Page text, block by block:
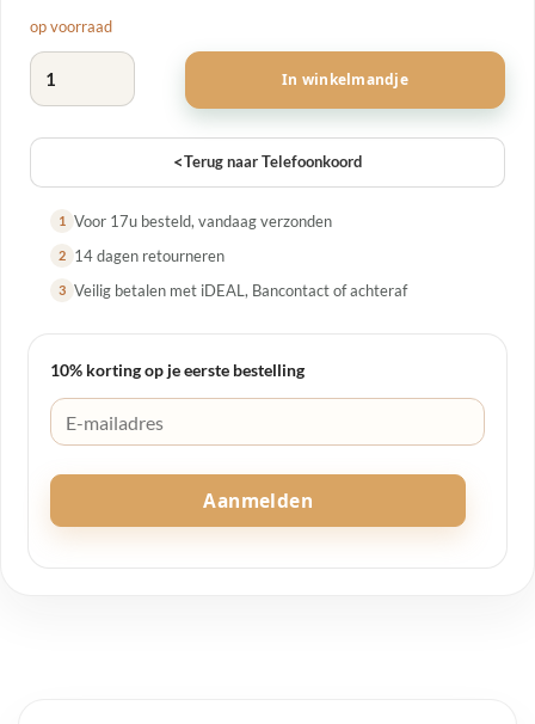
was:
€ 14,95.
is:
€ 5,98.
op voorraad
Telefoonkoord Schakel Grof Bruin aantal
In winkelmandje
<Terug naar Telefoonkoord
1 Voor 17u besteld, vandaag verzonden
2 14 dagen retourneren
3 Veilig betalen met iDEAL, Bancontact of achteraf
10% korting op je eerste bestelling
Aanmelden